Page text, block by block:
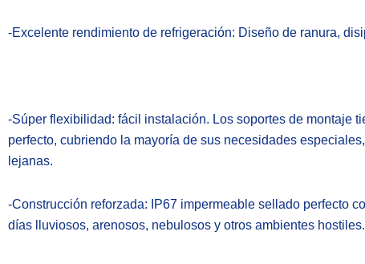
-Excelente rendimiento de refrigeración: Diseño de ranura,
-Súper flexibilidad: fácil instalación. Los soportes de montaje
perfecto, cubriendo la mayoría de sus necesidades
lejanas.
-Construcción reforzada: IP67 impermeable sellado perfecto
días lluviosos, arenosos, nebulosos y otros ambientes hostiles.